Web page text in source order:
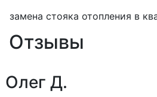
замена стояка отопления в
Отзывы
Олег Д.